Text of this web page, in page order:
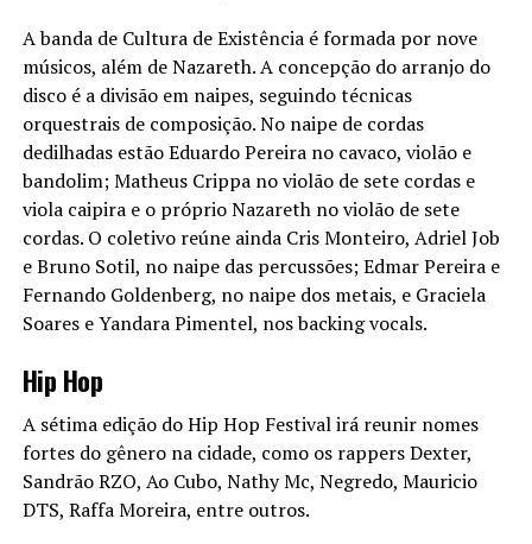
A banda de Cultura de Existência é formada por nove
músicos, além de Nazareth. A concepção do arranjo do
disco é a divisão em naipes, seguindo técnicas
orquestrais de composição. No naipe de cordas
dedilhadas estão Eduardo Pereira no cavaco, violão e
bandolim; Matheus Crippa no violão de sete cordas e
viola caipira e o próprio Nazareth no violão de sete
cordas. O coletivo reúne ainda Cris Monteiro, Adriel Job
e Bruno Sotil, no naipe das percussões; Edmar Pereira e
Fernando Goldenberg, no naipe dos metais, e Graciela
Soares e Yandara Pimentel, nos backing vocals.
Hip Hop
A sétima edição do Hip Hop Festival irá reunir nomes
fortes do gênero na cidade, como os rappers Dexter,
Sandrão RZO, Ao Cubo, Nathy Mc, Negredo, Mauricio
DTS, Raffa Moreira, entre outros.